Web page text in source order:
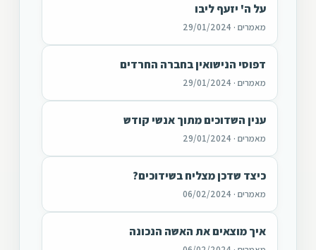
על ה' יזעף ליבו
מאמרים · 29/01/2024
דפוסי הנישואין בחברה החרדים
מאמרים · 29/01/2024
ענין השדוכים מתוך אנשי קודש
מאמרים · 29/01/2024
כיצד שדכן מצליח בשידוכים?
מאמרים · 06/02/2024
איך מוצאים את האשה הנכונה